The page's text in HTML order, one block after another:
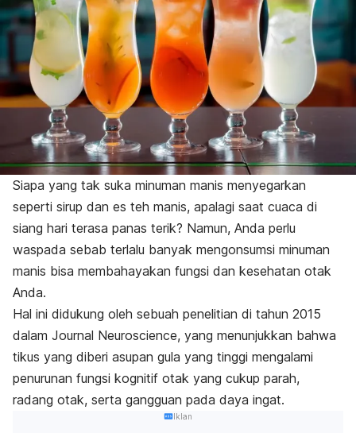
Siapa yang tak suka minuman manis menyegarkan
seperti sirup dan es teh manis, apalagi saat cuaca di
siang hari terasa panas terik? Namun, Anda perlu
waspada sebab terlalu banyak mengonsumsi minuman
manis bisa membahayakan fungsi dan kesehatan otak
Anda.
Hal ini didukung oleh sebuah penelitian di tahun 2015
dalam Journal Neuroscience, yang menunjukkan bahwa
tikus yang diberi asupan gula yang tinggi mengalami
penurunan fungsi kognitif otak yang cukup parah,
radang otak, serta gangguan pada daya ingat.
Iklan